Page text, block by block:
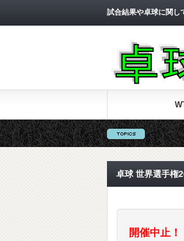
試合結果や卓球に関し
卓球 世界選手権
開催中止！